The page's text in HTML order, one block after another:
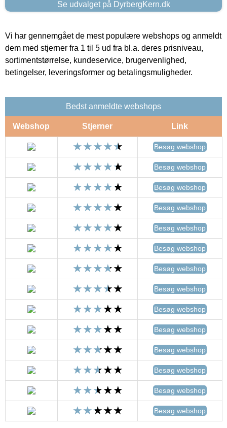
Se udvalget på DyrbergKern.dk
Vi har gennemgået de mest populære webshops og anmeldt
dem med stjerner fra 1 til 5 ud fra bl.a. deres prisniveau,
sortimentstørrelse, kundeservice, brugervenlighed,
betingelser, leveringsformer og betalingsmuligheder.
Bedst anmeldte webshops
Webshop Stjerner Link
Besøg webshop
Besøg webshop
Besøg webshop
Besøg webshop
Besøg webshop
Besøg webshop
Besøg webshop
Besøg webshop
Besøg webshop
Besøg webshop
Besøg webshop
Besøg webshop
Besøg webshop
Besøg webshop